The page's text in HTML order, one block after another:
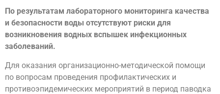
По результатам лабораторного мониторинга качества
и безопасности воды отсутствуют риски для
возникновения водных вспышек инфекционных
заболеваний.
Для оказания организационно-методической помощи
по вопросам проведения профилактических и
противоэпидемических мероприятий в период паводка